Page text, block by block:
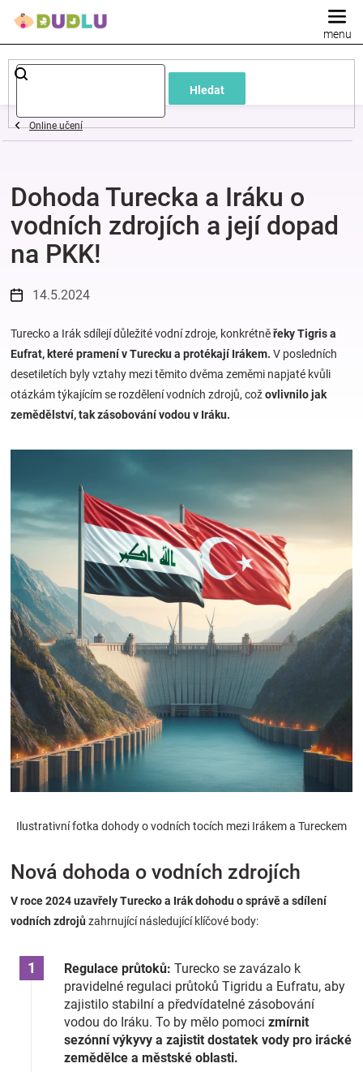
Hledat
Dětské
a
oblečení
Pokojíček
výbava
a
zábava
pro
děti
Těhotenské
oblečení
Novinky
Značky
Blog
Hračkářství
Přihlášení
Online učení
Dohoda Turecka a Iráku o
vodních zdrojích a její dopad
na PKK!
14.5.2024
Turecko a Irák sdílejí důležité vodní zdroje, konkrétněřeky Tigris a
Eufrat, které pramení v Turecku a protékají Irákem. V posledních
desetiletích byly vztahy mezi těmito dvěma zeměmi napjaté kvůli
otázkám týkajícím se rozdělení vodních zdrojů, cožovlivnilo jak
zemědělství, tak zásobování vodou v Iráku.
Ilustrativní fotka dohody o vodních tocích mezi Irákem a Tureckem
Nová dohoda o vodních zdrojích
V roce 2024 uzavřely Turecko a Irák dohodu o správě a sdílení
vodních zdrojůzahrnující následující klíčové body:
Regulace průtoků: Turecko se zavázalo k
pravidelné regulaci průtoků Tigridu a Eufratu, aby
zajistilo stabilní a předvídatelné zásobování
vodou do Iráku. To by mělo pomoci zmírnit
sezónní výkyvy a zajistit dostatek vody pro irácké
zemědělce a městské oblasti.